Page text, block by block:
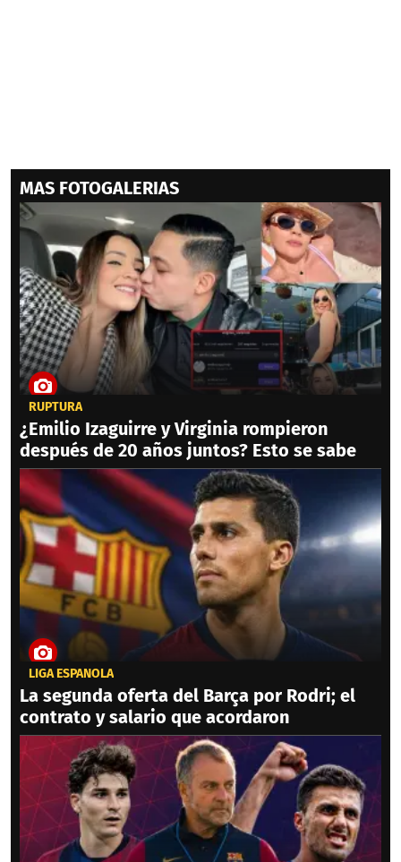
MAS FOTOGALERIAS
RUPTURA
¿Emilio Izaguirre y Virginia rompieron
después de 20 años juntos? Esto se sabe
LIGA ESPAÑOLA
La segunda oferta del Barça por Rodri; el
contrato y salario que acordaron